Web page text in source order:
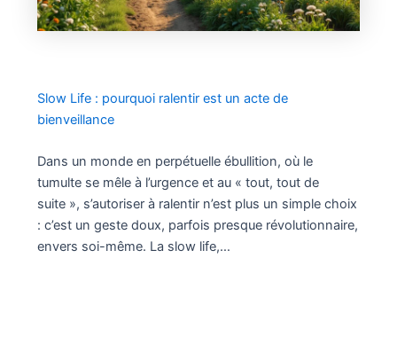
Slow Life : pourquoi ralentir est un acte de
bienveillance
Dans un monde en perpétuelle ébullition, où le
tumulte se mêle à l’urgence et au « tout, tout de
suite », s’autoriser à ralentir n’est plus un simple choix
: c’est un geste doux, parfois presque révolutionnaire,
envers soi-même. La slow life,…